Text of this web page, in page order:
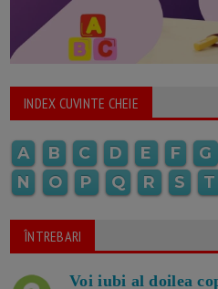
INDEX CUVINTE CHEIE
A B C D E F G
N
O P Q R S T
ÎNTREBARI
Voi iubi al doilea